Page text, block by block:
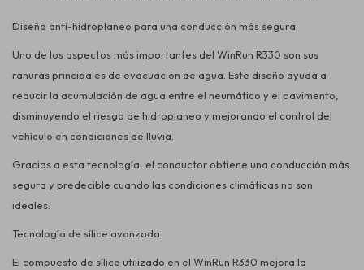
Diseño anti-hidroplaneo para una conducción más segura
Uno de los aspectos más importantes del WinRun R330 son sus
ranuras principales de evacuación de agua. Este diseño ayuda a
reducir la acumulación de agua entre el neumático y el pavimento,
disminuyendo el riesgo de hidroplaneo y mejorando el control del
vehículo en condiciones de lluvia.
Gracias a esta tecnología, el conductor obtiene una conducción más
segura y predecible cuando las condiciones climáticas no son
ideales.
Tecnología de sílice avanzada
El compuesto de sílice utilizado en el WinRun R330 mejora la